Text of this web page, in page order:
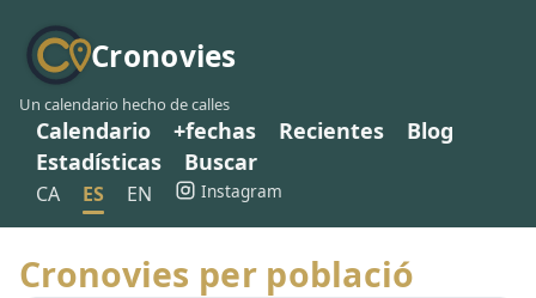
Cronovies
Un calendario hecho de calles
Calendario +fechas Recientes
Blog
Estadísticas
Buscar
CA ES EN Instagram
Cronovies per població